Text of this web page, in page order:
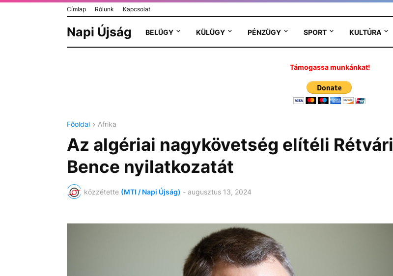
Címlap Rólunk Kapcsolat
Napi Újság BELÜGY KÜLÜGY PÉNZÜGY SPORT KULTÚRA
Támogassa munkánkat!
Főoldal Afrika
Az algériai nagykövetség elítéli Rétvári
Bence nyilatkozatát
közzétette (MTI / Napi Újság) - augusztus 13, 2024